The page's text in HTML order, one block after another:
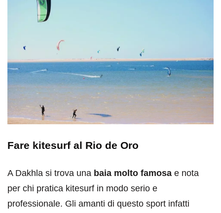
Fare kitesurf al Rio de Oro
A Dakhla si trova una baia molto famosa e nota
per chi pratica kitesurf in modo serio e
professionale. Gli amanti di questo sport infatti